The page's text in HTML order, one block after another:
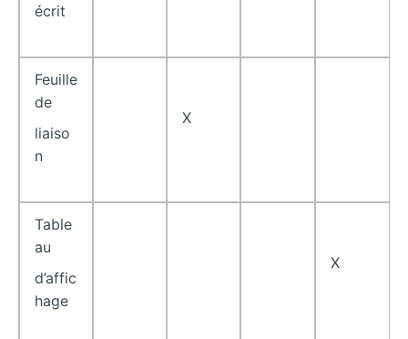
écrit
Feuille
de
liaiso
n
X
Table
au
d’affic
hage
X